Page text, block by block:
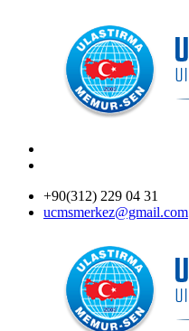
+90(312) 229 04 31
ucmsmerkez@gmail.com